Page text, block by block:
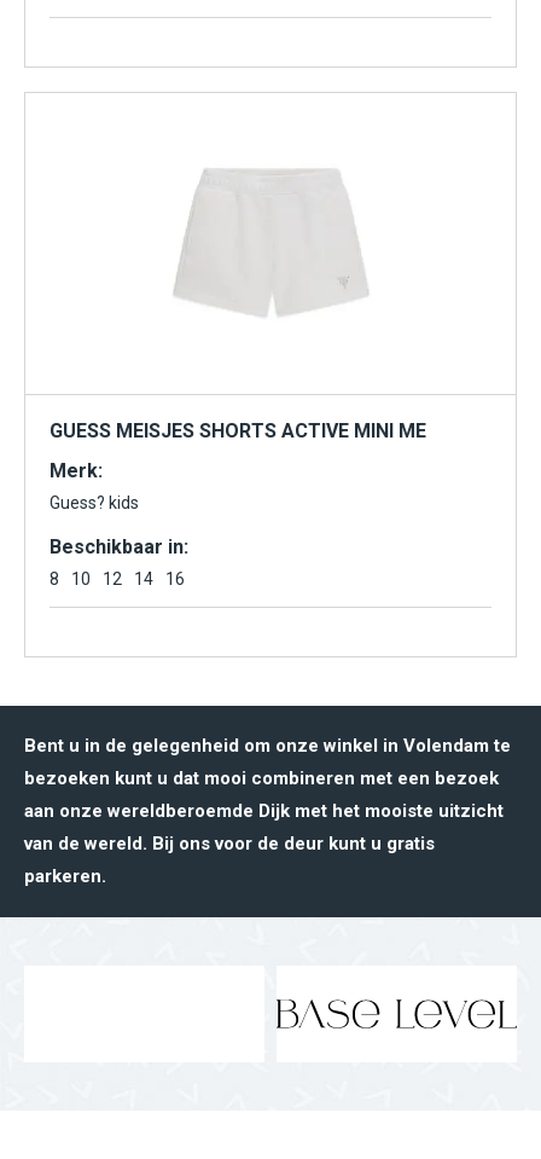
GUESS MEISJES SHORTS ACTIVE MINI ME
Merk:
Guess? kids
Beschikbaar in:
8 10 12 14 16
Bent u in de gelegenheid om onze winkel in Volendam te
bezoeken kunt u dat mooi combineren met een bezoek
aan onze wereldberoemde Dijk met het mooiste uitzicht
van de wereld. Bij ons voor de deur kunt u gratis
parkeren.